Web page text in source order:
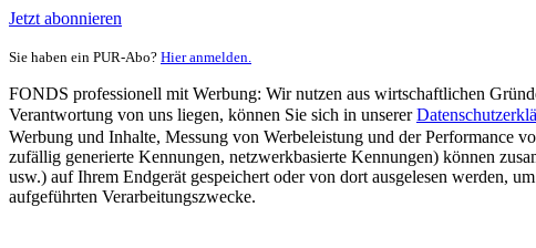
Jetzt abonnieren
Sie haben ein PUR-Abo? Hier anmelden.
FONDS professionell mit Werbung: Wir nutzen aus wirtschaftlichen
Verantwortung von uns liegen, können Sie sich in unserer
Werbung und Inhalte, Messung von Werbeleistung und der Performance
zufällig generierte Kennungen, netzwerkbasierte Kennungen) können
usw.) auf Ihrem Endgerät gespeichert oder von dort ausgelesen werden,
aufgeführten Verarbeitungszwecke.